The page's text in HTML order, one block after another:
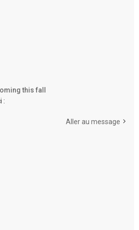
this fall
:
Aller au message